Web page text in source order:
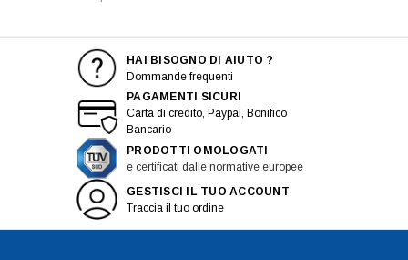
HAI BISOGNO DI AIUTO ?
Dommande frequenti
PAGAMENTI SICURI
Carta di credito, Paypal, Bonifico
Bancario
PRODOTTI OMOLOGATI
e certificati dalle normative europee
GESTISCI IL TUO ACCOUNT
Traccia il tuo ordine